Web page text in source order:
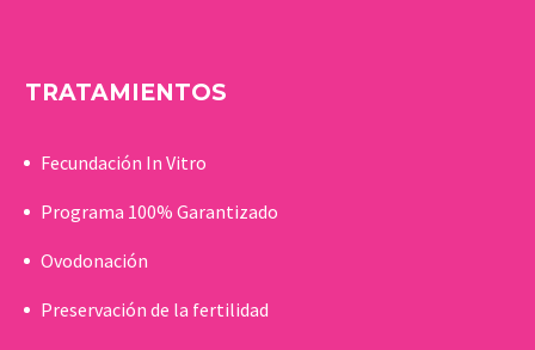
TRATAMIENTOS
Fecundación In Vitro
Programa 100% Garantizado
Ovodonación
Preservación de la fertilidad